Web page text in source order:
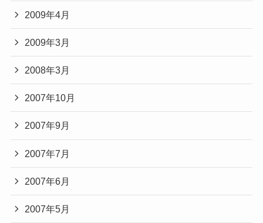
2009年4月
2009年3月
2008年3月
2007年10月
2007年9月
2007年7月
2007年6月
2007年5月